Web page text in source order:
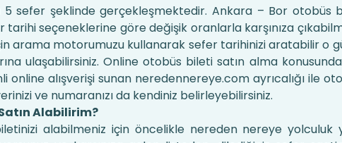
sefer şeklinde gerçekleşmektedir. Ankara – Bor otobüs
tarihi seçeneklerine göre değişik oranlarla karşınıza
arama motorumuzu kullanarak sefer tarihinizi aratabilir o
ulaşabilirsiniz. Online otobüs bileti satın alma
alışverişi sunan neredennereye.com ayrıcalığı ile
ve numaranızı da kendiniz belirleyebilirsiniz.
Alabilirim?
alabilmeniz için öncelikle nereden nereye yolculuk